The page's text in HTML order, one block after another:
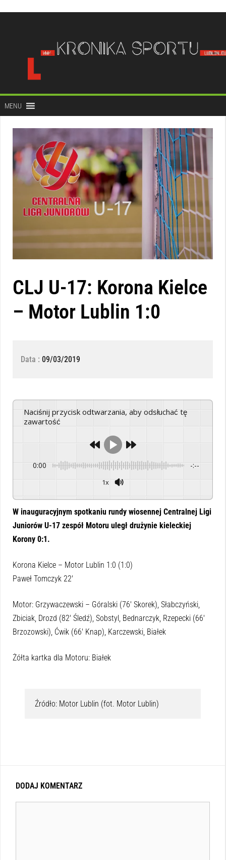
treści
MENU
CLJ U-17: Korona Kielce
– Motor Lublin 1:0
Data : 09/03/2019
Naciśnij przycisk odtwarzania, aby odsłuchać tę
zawartość
0:00 -:--
1x
W inauguracyjnym spotkaniu rundy wiosennej Centralnej Ligi
Juniorów U-17 zespół Motoru uległ drużynie kieleckiej
Korony 0:1.
Korona Kielce – Motor Lublin 1:0 (1:0)
Paweł Tomczyk 22′
Motor: Grzywaczewski – Góralski (76′ Skorek), Słabczyński,
Zbiciak, Drozd (82′ Śledź), Sobstyl, Bednarczyk, Rzepecki (66′
Brzozowski), Ćwik (66′ Knap), Karczewski, Białek
Żółta kartka dla Motoru: Białek
Źródło: Motor Lublin (fot. Motor Lublin)
DODAJ KOMENTARZ